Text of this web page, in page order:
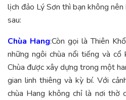
lịch đảo Lý Sơn thì bạn không
sau:
Chùa Hang:Còn gọi là Thiên
những ngôi chùa nổi tiếng và
Chùa được xây dựng trong một
gian linh thiêng và kỳ bí. Với
chùa Hang không chỉ là nơi thờ